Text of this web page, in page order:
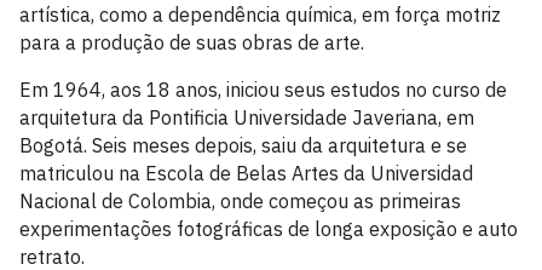
artística, como a dependência química, em força motriz
para a produção de suas obras de arte.
Em 1964, aos 18 anos, iniciou seus estudos no curso de
arquitetura da Pontificia Universidade Javeriana, em
Bogotá. Seis meses depois, saiu da arquitetura e se
matriculou na Escola de Belas Artes da Universidad
Nacional de Colombia, onde começou as primeiras
experimentações fotográficas de longa exposição e auto
retrato.